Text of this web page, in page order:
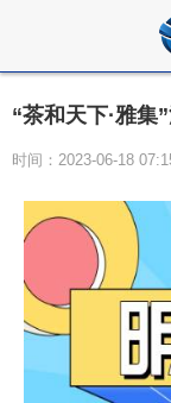
“茶和天下·雅集
时间：2023-06-18